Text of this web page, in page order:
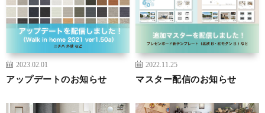
2023.02.01
アップデートのお知らせ
2022.11.25
マスター配信のお知らせ